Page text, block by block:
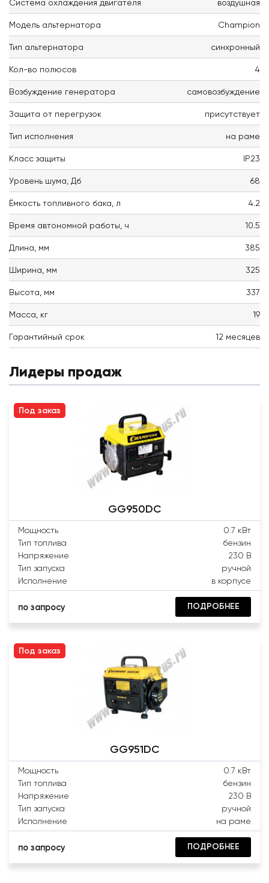
Система охлаждения двигателя воздушная
Модель альтернатора Champion
Тип альтернатора синхронный
Кол-во полюсов 4
Возбуждение генератора самовозбуждение
Защита от перегрузок присутствует
Тип исполнения на раме
Класс защиты IP23
Уровень шума, Дб 68
Ёмкость топливного бака, л 4.2
Время автономной работы, ч 10.5
Длина, мм 385
Ширина, мм 325
Высота, мм 337
Масса, кг 19
Гарантийный срок 12 месяцев
Лидеры продаж
Под заказ
GG950DC
Мощность
0.7 кВт
Тип топлива
бензин
Напряжение
230 В
Тип запуска
ручной
Исполнение
в корпусе
по запросу ПОДРОБНЕЕ
Под заказ
GG951DC
Мощность
0.7 кВт
Тип топлива
бензин
Напряжение
230 В
Тип запуска
ручной
Исполнение
на раме
по запросу ПОДРОБНЕЕ